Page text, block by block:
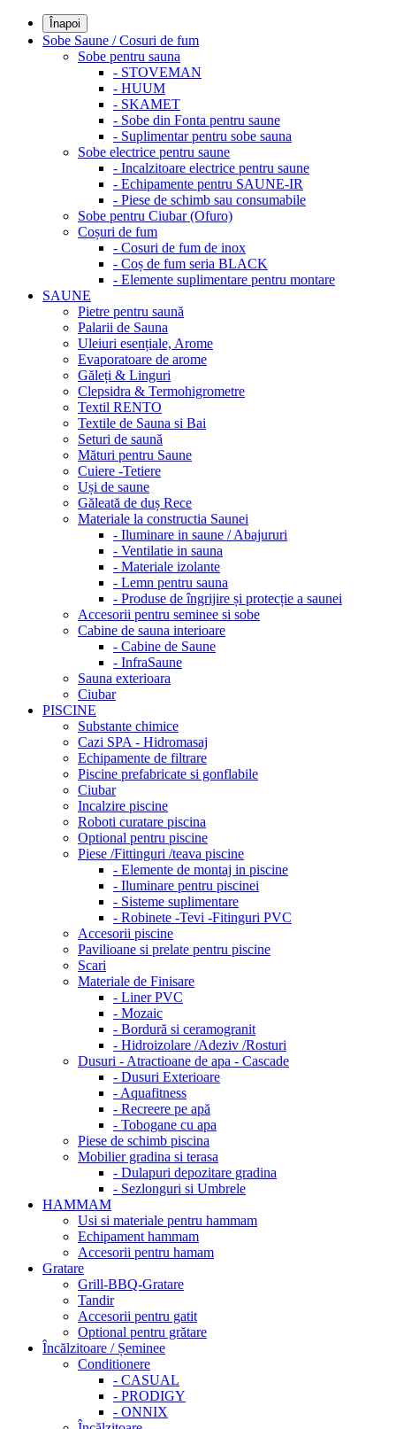
Înapoi
Sobe Saune / Cosuri de fum
Sobe pentru sauna
- STOVEMAN
- HUUM
- SKAMET
- Sobe din Fonta pentru saune
- Suplimentar pentru sobe sauna
Sobe electrice pentru saune
- Incalzitoare electrice pentru saune
- Echipamente pentru SAUNE-IR
- Piese de schimb sau consumabile
Sobe pentru Ciubar (Ofuro)
Coșuri de fum
- Cosuri de fum de inox
- Coș de fum seria BLACK
- Elemente suplimentare pentru montare
SAUNE
Pietre pentru saună
Palarii de Sauna
Uleiuri esențiale, Arome
Evaporatoare de arome
Găleți & Linguri
Clepsidra & Termohigrometre
Textil RENTO
Textile de Sauna si Bai
Seturi de saună
Mături pentru Saune
Cuiere -Tetiere
Uși de saune
Găleată de duș Rece
Materiale la constructia Saunei
- Iluminare in saune / Abajururi
- Ventilatie in sauna
- Materiale izolante
- Lemn pentru sauna
- Produse de îngrijire și protecție a saunei
Accesorii pentru seminee si sobe
Cabine de sauna interioare
- Cabine de Saune
- InfraSaune
Sauna exterioara
Ciubar
PISCINE
Substante chimice
Cazi SPA - Hidromasaj
Echipamente de filtrare
Piscine prefabricate si gonflabile
Ciubar
Incalzire piscine
Roboti curatare piscina
Optional pentru piscine
Piese /Fittinguri /teava piscine
- Elemente de montaj in piscine
- Iluminare pentru piscinei
- Sisteme suplimentare
- Robinete -Tevi -Fitinguri PVC
Accesorii piscine
Pavilioane si prelate pentru piscine
Scari
Materiale de Finisare
- Liner PVC
- Mozaic
- Bordură si ceramogranit
- Hidroizolare /Adeziv /Rosturi
Dusuri - Atractioane de apa - Cascade
- Dusuri Exterioare
- Aquafitness
- Recreere pe apă
- Tobogane cu apa
Piese de schimb piscina
Mobilier gradina si terasa
- Dulapuri depozitare gradina
- Sezlonguri si Umbrele
HAMMAM
Usi si materiale pentru hammam
Echipament hammam
Accesorii pentru hamam
Gratare
Grill-BBQ-Gratare
Tandir
Accesorii pentru gatit
Optional pentru grătare
Încălzitoare / Șeminee
Conditionere
- CASUAL
- PRODIGY
- ONNIX